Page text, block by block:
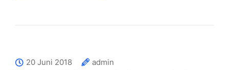
20 Juni 2018
admin